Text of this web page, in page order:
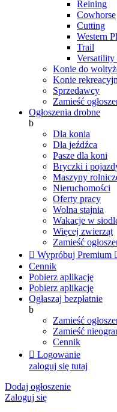
Reining
Cowhorse
Cutting
Western
Trail
Versatility
Konie do
Konie
Sprzedawcy
Zamieść
Ogłoszenia drobne
b
Dla konia
Dla jeźdźca
Pasze dla koni
Bryczki i
Maszyny
Nieruchomości
Oferty pracy
Wolna stajnia
Wakacje w
Więcej zwierząt
Zamieść
 Wypróbuj Premium
Cennik
Pobierz aplikację
Pobierz aplikację
Ogłaszaj bezpłatnie
b
Zamieść
Zamieść
Cennik
 Logowanie
zaloguj się tutaj
Dodaj ogłoszenie
Zaloguj się